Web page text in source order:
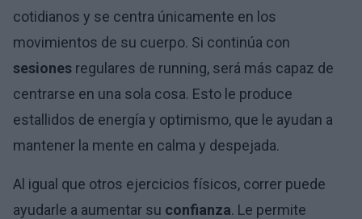
cotidianos y se centra únicamente en los
movimientos de su cuerpo. Si continúa con
sesiones regulares de running, será más capaz de
centrarse en una sola cosa. Esto le produce
estallidos de energía y optimismo, que le ayudan a
mantener la mente en calma y despejada.
Al igual que otros ejercicios físicos, correr puede
ayudarle a aumentar su confianza. Le permite